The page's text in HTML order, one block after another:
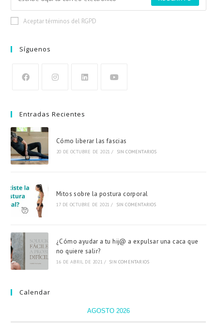
Aceptar términos del RGPD
Síguenos
Entradas Recientes
Cómo liberar las fascias
20 DE OCTUBRE DE 2021 / SIN COMENTARIOS
Mitos sobre la postura corporal
17 DE OCTUBRE DE 2021 / SIN COMENTARIOS
¿Cómo ayudar a tu hij@ a expulsar una caca que
no quiere salir?
16 DE ABRIL DE 2021 / SIN COMENTARIOS
Calendar
AGOSTO 2026